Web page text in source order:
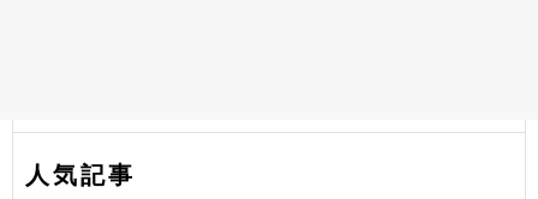
人気記事